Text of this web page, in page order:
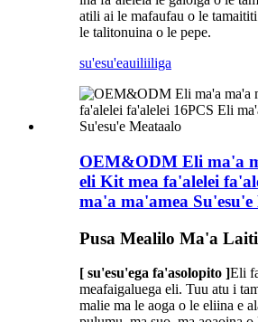
atili ai le mafaufau o le tamaititi
le talitonuina o le pepe.
su'esu'eauiliiliga
OEM&ODM Eli ma'a
eli Kit mea fa'alelei
ma'a ma'amea Su'esu'e
Pusa Mealilo Ma'a Laiti
[ su'esu'ega fa'asolopito ]Eli
meafaigaluega eli. Tuu atu i
malie ma le aoga o le eliina e